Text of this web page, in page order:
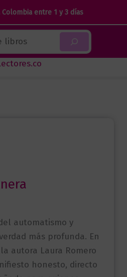
Colombia entre 1 y 3 días
automatismo y
más profunda. En
autora Laura Romero
honesto, directo